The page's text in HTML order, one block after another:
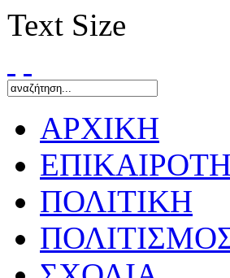
Text Size
ΑΡΧΙΚΗ
ΠΟΛΙΤΙΚΗ